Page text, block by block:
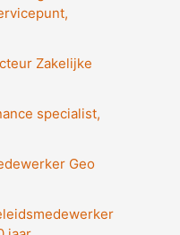
Zakelijke
specialist,
Geo